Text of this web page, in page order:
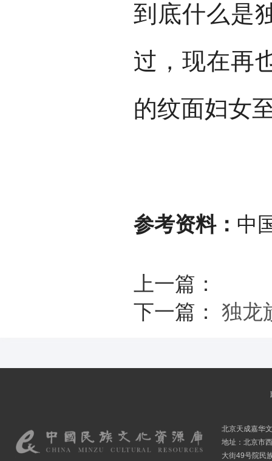
到底什么是
过，现在再
的纹面妇女
参考资料： 中
上一篇：
下一篇： 独龙
北京天成嘉华
地址：北京市
大街49号院民